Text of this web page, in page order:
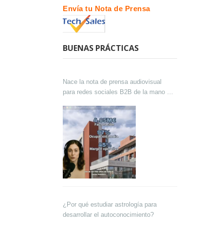
Envía tu Nota de Prensa
BUENAS PRÁCTICAS
Nace la nota de prensa audiovisual
para redes sociales B2B de la mano de
¿Por qué estudiar astrología para
desarrollar el autoconocimiento?